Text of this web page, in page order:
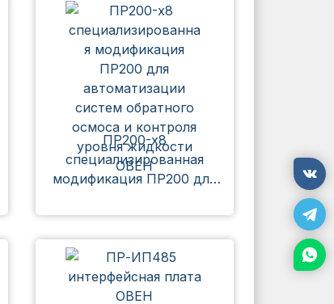
ПР200-х8
специализированная
модификация ПР200 для
обратного осмоса и
контроля уровня жидкости
ОВЕН